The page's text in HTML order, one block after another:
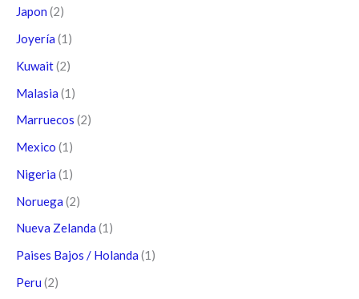
Japon (2)
Joyería (1)
Kuwait(2)
Malasia (1)
Marruecos (2)
Mexico (1)
Nigeria (1)
Noruega (2)
Nueva Zelanda (1)
Paises Bajos / Holanda (1)
Peru (2)